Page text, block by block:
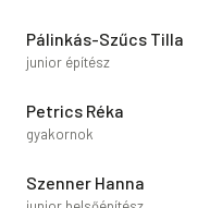
Pálinkás-Szűcs Tilla
junior építész
Petrics Réka
gyakornok
Szenner Hanna